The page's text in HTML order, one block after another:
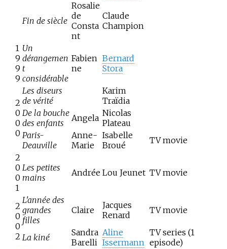
Fin de siècle
Rosalie
de
Consta
nt
Claude
Champion
1
9
9
9
Un
dérangemen
t
considérable
Fabien
ne
Bernard
Stora
2
0
0
0
Les diseurs
de vérité
Karim
Traïdia
De la bouche
des enfants
Angela Nicolas
Plateau
Paris-
Deauville
Anne-
Marie
Isabelle
Broué
TV movie
2
0
0
1
Les petites
mains
Andrée Lou Jeunet TV movie
2
0
0
2
L'année des
grandes
filles
Claire
Jacques
Renard
TV movie
La kiné
Sandra
Barelli
Aline
Issermann
TV series (1
episode)